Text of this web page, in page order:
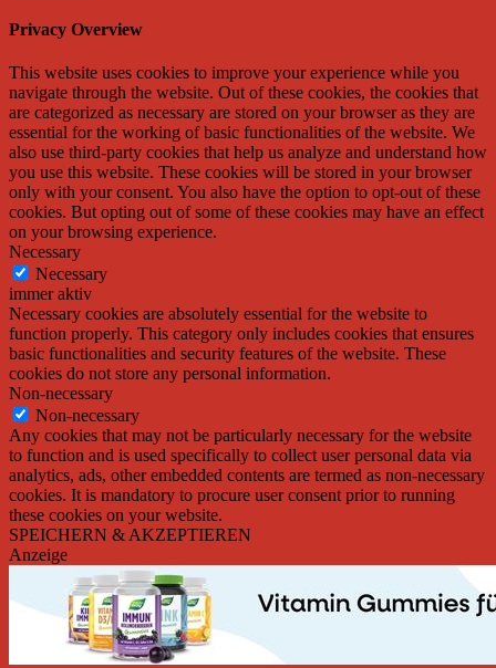
Privacy Overview
This website uses cookies to improve your experience while you
navigate through the website. Out of these cookies, the cookies that
are categorized as necessary are stored on your browser as they are
essential for the working of basic functionalities of the website. We
also use third-party cookies that help us analyze and understand how
you use this website. These cookies will be stored in your browser
only with your consent. You also have the option to opt-out of these
cookies. But opting out of some of these cookies may have an effect
on your browsing experience.
Necessary
Necessary
immer aktiv
Necessary cookies are absolutely essential for the website to
function properly. This category only includes cookies that ensures
basic functionalities and security features of the website. These
cookies do not store any personal information.
Non-necessary
Non-necessary
Any cookies that may not be particularly necessary for the website
to function and is used specifically to collect user personal data via
analytics, ads, other embedded contents are termed as non-necessary
cookies. It is mandatory to procure user consent prior to running
these cookies on your website.
SPEICHERN & AKZEPTIEREN
Anzeige